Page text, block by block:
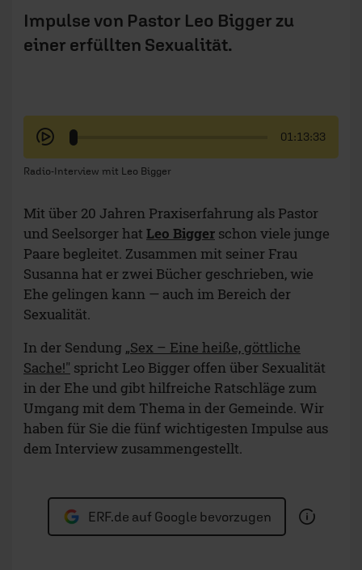
Impulse von Pastor Leo Bigger zu
einer erfüllten Sexualität.
01:13:33
Radio-Interview mit Leo Bigger
Mit über 20 Jahren Praxiserfahrung als Pastor
und Seelsorger hatLeo Bigger schon viele junge
Paare begleitet. Zusammen mit seiner Frau
Susanna hat er zwei Bücher geschrieben, wie
Ehe gelingen kann — auch im Bereich der
Sexualität.
In der Sendung „Sex – Eine heiße, göttliche
Sache!" spricht Leo Bigger offen über Sexualität
in der Ehe und gibt hilfreiche Ratschläge zum
Umgang mit dem Thema in der Gemeinde. Wir
haben für Sie die fünf wichtigesten Impulse aus
dem Interview zusammengestellt.
ERF.de auf Google bevorzugen